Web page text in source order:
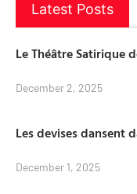
Latest Posts
Le Théâtre Satirique
December 2, 2025
Les devises dansent
December 1, 2025